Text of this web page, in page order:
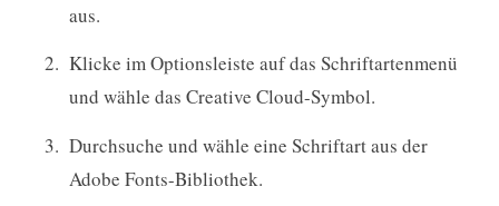
aus.
Klicke im Optionsleiste auf das Schriftartenmenü
und wähle das Creative Cloud-Symbol.
Durchsuche und wähle eine Schriftart aus der
Adobe Fonts-Bibliothek.